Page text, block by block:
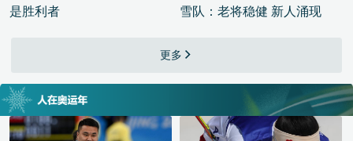
是胜利者
雪队：老将稳健 新人涌现
更多